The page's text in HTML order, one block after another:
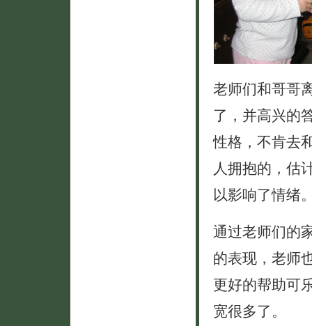
老师们和哥哥
了，并高兴的
性格，不肯去
人拥抱的，估
以影响了情绪
通过老师们的
的表现，老师
更好的帮助可
宽很多了。